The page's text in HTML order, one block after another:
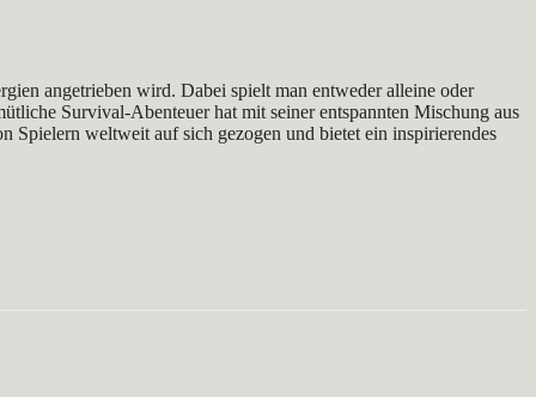
angetrieben wird. Dabei spielt man entweder alleine oder
Survival-Abenteuer hat mit seiner entspannten Mischung aus
weltweit auf sich gezogen und bietet ein inspirierendes